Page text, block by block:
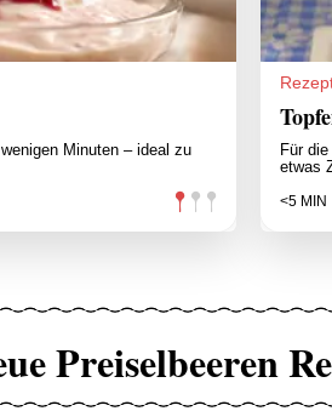
Minuten – ideal zu
Für
etwas
<5 MIN
Preiselbeeren